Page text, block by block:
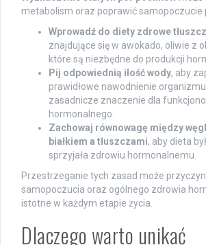
metabolism oraz poprawić samopoczucie
Wprowadź do diety zdrowe
znajdujące się w awokado, oliwie z
które są niezbędne do produkcji
Pij odpowiednią ilość wody, aby
prawidłowe nawodnienie
zasadnicze znaczenie dla
hormonalnego.
Zachowaj równowagę między
białkiem a tłuszczami, aby dieta
sprzyjała zdrowiu hormonalnemu.
Przestrzeganie tych zasad może
samopoczucia oraz ogólnego zdrowia
istotne w każdym etapie życia.
Dlaczego warto unikać